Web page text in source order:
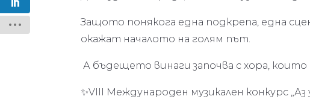
Защото понякога една подкрепа, една
окажат началото на голям път.
А бъдещето винаги започва с хора,
✨VIII Международен музикален конкурс